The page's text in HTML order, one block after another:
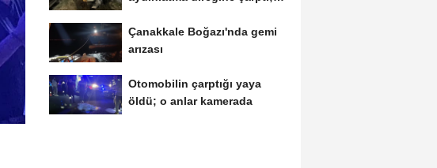
Çanakkale Boğazı'nda gemi
arızası
Otomobilin çarptığı yaya
öldü; o anlar kamerada